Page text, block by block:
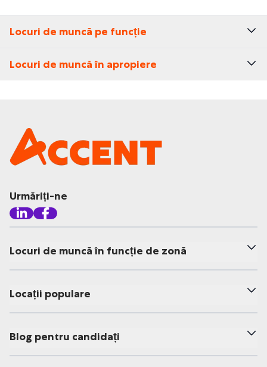
Locuri de muncă pe funcție
Locuri de muncă în apropiere
Urmăriți-ne
Locuri de muncă în funcție de zonă
Locații populare
Blog pentru candidați